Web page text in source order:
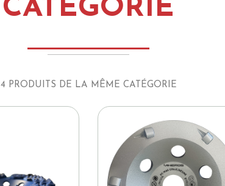
CATÉGORIE
4 PRODUITS DE LA MÊME CATÉGORIE